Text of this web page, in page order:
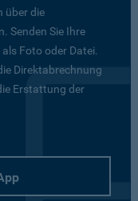
über die
Senden Sie Ihre
Foto oder Datei.
Direktabrechnung
Erstattung der